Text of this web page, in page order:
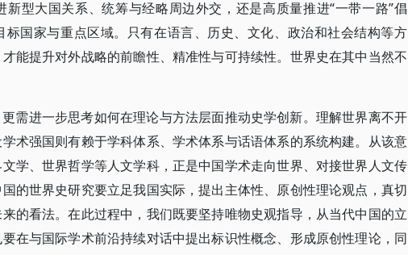
型大国关系、统筹与经略周边外交，还是高质量推进“一带一路”倡
国家与重点区域。只有在语言、历史、文化、政治和社会结构等方
能提升对外战略的前瞻性、精准性与可持续性。世界史在其中当然不
需进一步思考如何在理论与方法层面推动史学创新。理解世界离不开
术强国则有赖于学科体系、学术体系与话语体系的系统构建。从该意
学、世界哲学等人文学科，正是中国学术走向世界、对接世界人文传
的世界史研究要立足我国实际，提出主体性、原创性理论观点，真切
的看法。在此过程中，我们既要坚持唯物史观指导，从当代中国的立
在与国际学术前沿持续对话中提出标识性概念、形成原创性理论，同